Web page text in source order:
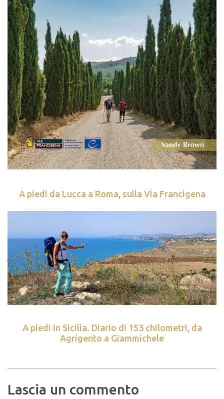
A piedi da Lucca a Roma, sulla Via Francigena
A piedi in Sicilia. Diario di 153 chilometri, da
Agrigento a Giammichele
Lascia un commento